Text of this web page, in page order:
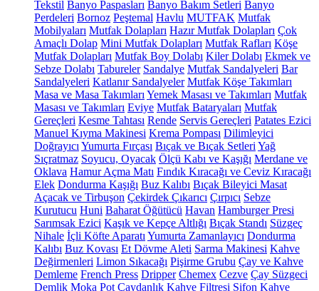
Tekstil Banyo Paspasları Banyo Bakım Setleri Banyo
Perdeleri Bornoz Peştemal Havlu MUTFAK Mutfak
Mobilyaları Mutfak Dolapları Hazır Mutfak Dolapları Çok
Amaçlı Dolap Mini Mutfak Dolapları Mutfak Rafları Köşe
Mutfak Dolapları Mutfak Boy Dolabı Kiler Dolabı Ekmek ve
Sebze Dolabı Tabureler Sandalye Mutfak Sandalyeleri Bar
Sandalyeleri Katlanır Sandalyeler Mutfak Köşe Takımları
Masa ve Masa Takımları Yemek Masası ve Takımları Mutfak
Masası ve Takımları Eviye Mutfak Bataryaları Mutfak
Gereçleri Kesme Tahtası Rende Servis Gereçleri Patates Ezici
Manuel Kıyma Makinesi Krema Pompası Dilimleyici
Doğrayıcı Yumurta Fırçası Bıçak ve Bıçak Setleri Yağ
Sıçratmaz Soyucu, Oyacak Ölçü Kabı ve Kaşığı Merdane ve
Oklava Hamur Açma Matı Fındık Kıracağı ve Ceviz Kıracağı
Elek Dondurma Kaşığı Buz Kalıbı Bıçak Bileyici Masat
Açacak ve Tirbuşon Çekirdek Çıkarıcı Çırpıcı Sebze
Kurutucu Huni Baharat Öğütücü Havan Hamburger Presi
Sarımsak Ezici Kaşık ve Kepçe Altlığı Bıçak Standı Süzgeç
Nihale İçli Köfte Aparatı Yumurta Zamanlayıcı Dondurma
Kalıbı Buz Kovası Et Dövme Aleti Sarma Makinesi Kahve
Değirmenleri Limon Sıkacağı Pişirme Grubu Çay ve Kahve
Demleme French Press Dripper Chemex Cezve Çay Süzgeci
Demlik Moka Pot Çaydanlık Kahve Filtresi Sifon Kahve